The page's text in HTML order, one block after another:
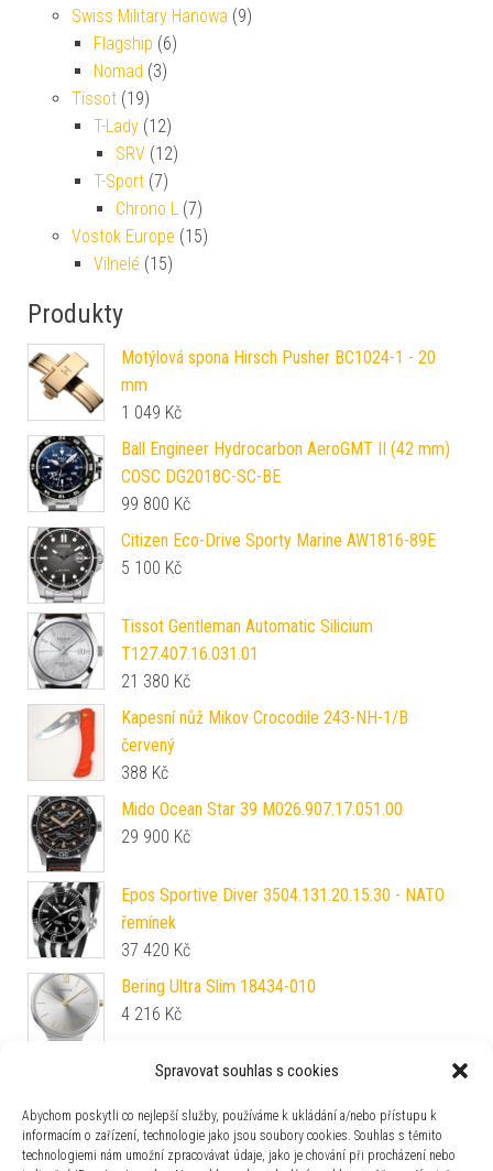
Spravovat souhlas s cookies
Abychom poskytli co nejlepší služby, používáme k ukládání a/nebo přístupu k
informacím o zařízení, technologie jako jsou soubory cookies. Souhlas s těmito
technologiemi nám umožní zpracovávat údaje, jako je chování při procházení nebo
Swiss Military Hanowa (9)
Flagship (6)
Nomad (3)
Tissot (19)
T-Lady (12)
SRV (12)
T-Sport (7)
Chrono L (7)
Vostok Europe (15)
Vilnelé (15)
Produkty
Motýlová spona Hirsch Pusher BC1024-1 - 20
mm
1 049 Kč
Ball Engineer Hydrocarbon AeroGMT II (42 mm)
COSC DG2018C-SC-BE
99 800 Kč
Citizen Eco-Drive Sporty Marine AW1816-89E
5 100 Kč
Tissot Gentleman Automatic Silicium
T127.407.16.031.01
21 380 Kč
Kapesní nůž Mikov Crocodile 243-NH-1/B
červený
388 Kč
Mido Ocean Star 39 M026.907.17.051.00
29 900 Kč
Epos Sportive Diver 3504.131.20.15.30 - NATO
řemínek
37 420 Kč
Bering Ultra Slim 18434-010
4 216 Kč
Nivada Grenchen F77 SST White MK2 - 38 mm -
35 100Kč
Biatec T. G. Masaryk Limitovaná edice - Číslo 87 /